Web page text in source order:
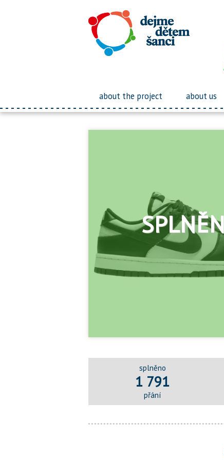
about the project about us
splněno
1 791
přání